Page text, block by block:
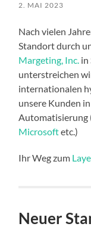
2. MAI 2023
Nach vielen
Standort durch
Margeting, Inc. in
unterstreichen
internationalen
unsere Kunden
Automatisierung
Microsoftetc.)
Ihr Weg zum
Neuer